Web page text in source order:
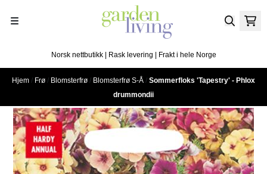
Norsk nettbutikk | Rask levering | Frakt i hele Norge
Hjem / Frø / Blomsterfrø / Blomsterfrø S-Å / Sommerfloks 'Tapestry' - Phlox
drummondii